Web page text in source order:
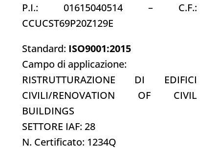
P.I.: 01615040514 – C.F.:
CCUCST69P20Z129E
Standard: ISO9001:2015
Campo di applicazione:
RISTRUTTURAZIONE DI EDIFICI
CIVILI/RENOVATION OF CIVIL
BUILDINGS
SETTORE IAF: 28
N. Certificato: 1234Q